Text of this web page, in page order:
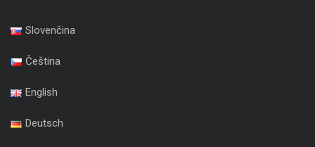
Slovenčina
Čeština
English
Deutsch